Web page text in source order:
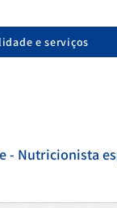
e serviços
- Nutricionista